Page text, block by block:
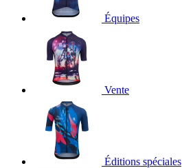
Équipes
Vente
Éditions spéciales